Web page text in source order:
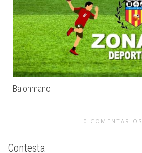
Balonmano
0 COMENTARIOS
Contesta